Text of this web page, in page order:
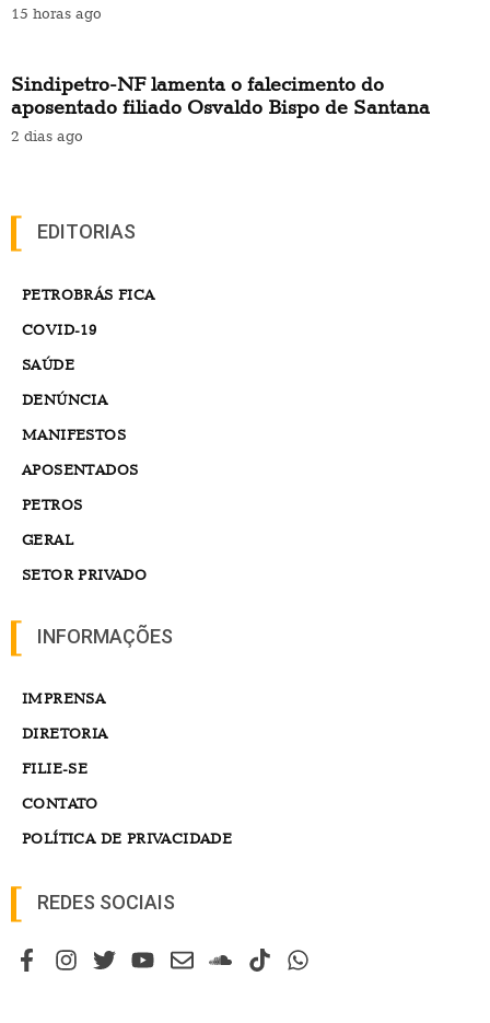
15 horas ago
Sindipetro-NF lamenta o falecimento do
aposentado filiado Osvaldo Bispo de Santana
2 dias ago
EDITORIAS
PETROBRÁS FICA
COVID-19
SAÚDE
DENÚNCIA
MANIFESTOS
APOSENTADOS
PETROS
GERAL
SETOR PRIVADO
INFORMAÇÕES
IMPRENSA
DIRETORIA
FILIE-SE
CONTATO
POLÍTICA DE PRIVACIDADE
REDES SOCIAIS